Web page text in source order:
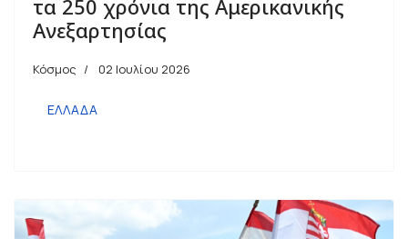
τα 250 χρόνια της Αμερικανικής
Ανεξαρτησίας
Κόσμος 02 Ιουλίου 2026
ΕΛΛΑΔΑ